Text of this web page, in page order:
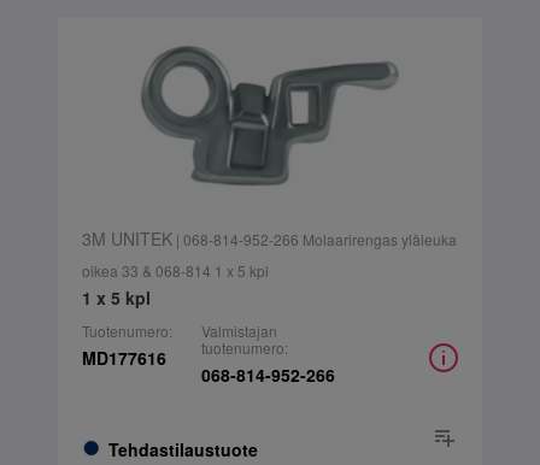
3M UNITEK| 068-814-952-266 Molaarirengas yläleuka
oikea 33 & 068-814 1 x 5 kpl
1 x 5 kpl
Tuotenumero:
MD177616
Tehdastilaustuote
Valmistajan
tuotenumero:
068-814-952-266